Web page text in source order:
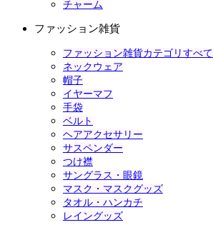
チャーム
ファッション雑貨
ファッション雑貨カテゴリすべて
ネックウェア
帽子
イヤーマフ
手袋
ベルト
ヘアアクセサリー
サスペンダー
つけ襟
サングラス・眼鏡
マスク・マスクグッズ
タオル・ハンカチ
レイングッズ